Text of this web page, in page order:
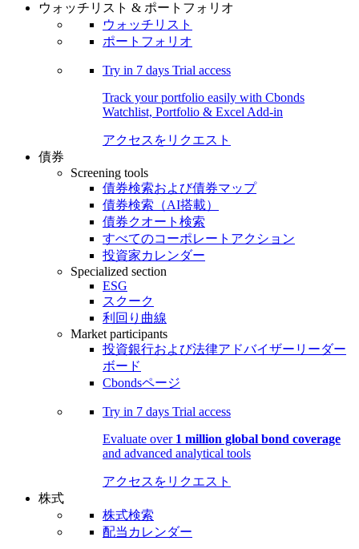
ウォッチリスト & ポートフォリオ
ウォッチリスト
ポートフォリオ
Try in 7 days Trial access
Track your portfolio easily with Cbonds
Watchlist, Portfolio & Excel Add-in
アクセスをリクエスト
債券
Screening tools
債券検索および債券マップ
債券検索（AI搭載）
債券クオート検索
すべてのコーポレートアクション
投資家カレンダー
Specialized section
ESG
スクーク
利回り曲線
Market participants
投資銀行および法律アドバイザーリーダー
ボード
Cbondsページ
Try in 7 days Trial access
Evaluate over 1 million global bond coverage
and advanced analytical tools
アクセスをリクエスト
株式
株式検索
配当カレンダー